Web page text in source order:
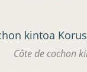
Côte de cochon